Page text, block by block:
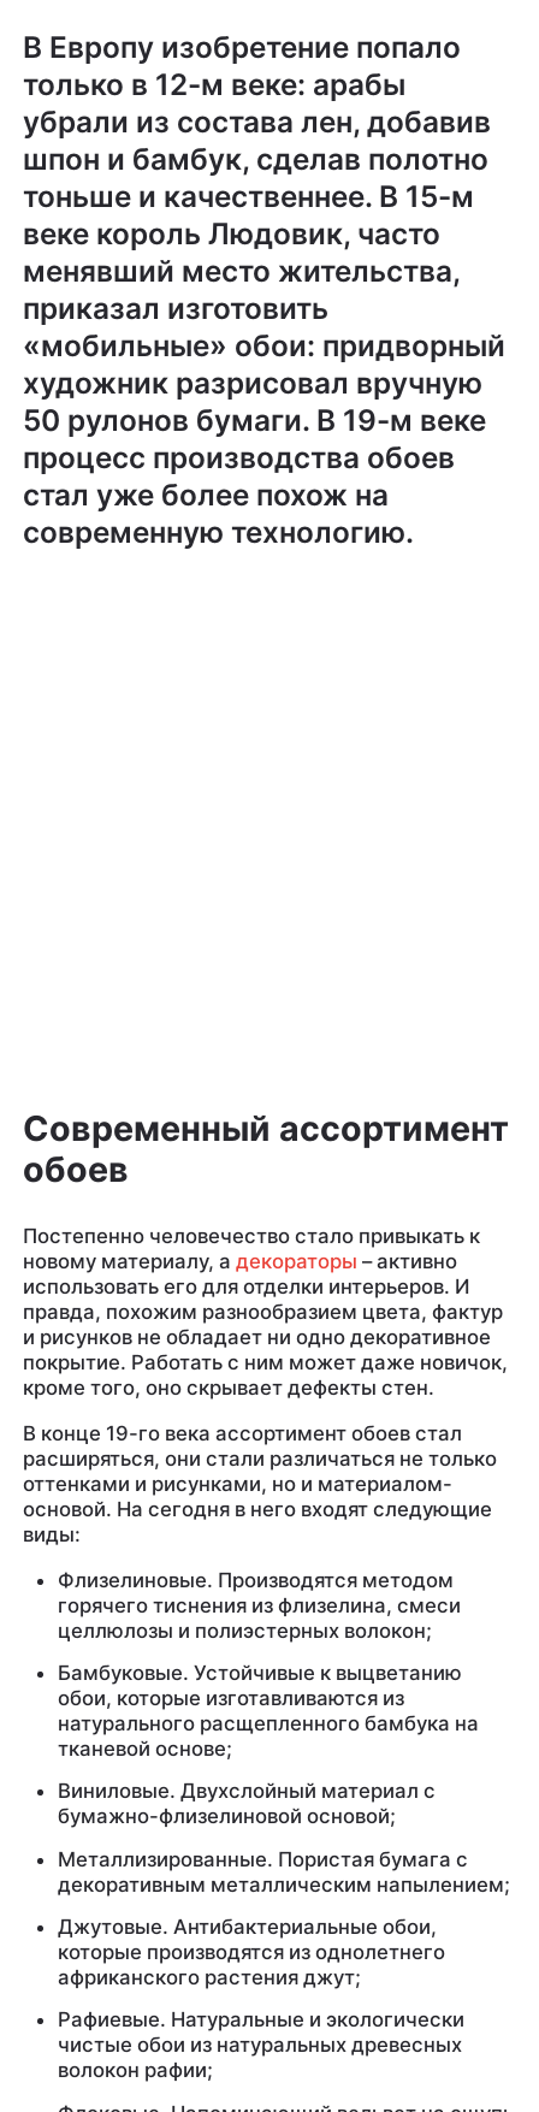
В Европу изобретение попало
только в 12-м веке: арабы
убрали из состава лен, добавив
шпон и бамбук, сделав полотно
тоньше и качественнее. В 15-м
веке король Людовик, часто
менявший место жительства,
приказал изготовить
«мобильные» обои: придворный
художник разрисовал вручную
50 рулонов бумаги. В 19-м веке
процесс производства обоев
стал уже более похож на
современную технологию.
Современный ассортимент
обоев
Постепенно человечество стало привыкать к
новому материалу, адекораторы – активно
использовать его для отделки интерьеров. И
правда, похожим разнообразием цвета, фактур
и рисунков не обладает ни одно декоративное
покрытие. Работать с ним может даже новичок,
кроме того, оно скрывает дефекты стен.
В конце 19-го века ассортимент обоев стал
расширяться, они стали различаться не только
оттенками и рисунками, но и материалом-
основой. На сегодня в него входят следующие
виды:
Флизелиновые. Производятся методом
горячего тиснения из флизелина, смеси
целлюлозы и полиэстерных волокон;
Бамбуковые. Устойчивые к выцветанию
обои, которые изготавливаются из
натурального расщепленного бамбука на
тканевой основе;
Виниловые. Двухслойный материал с
бумажно-флизелиновой основой;
Металлизированные. Пористая бумага с
декоративным металлическим напылением;
Джутовые. Антибактериальные обои,
которые производятся из однолетнего
африканского растения джут;
Рафиевые. Натуральные и экологически
чистые обои из натуральных древесных
волокон рафии;